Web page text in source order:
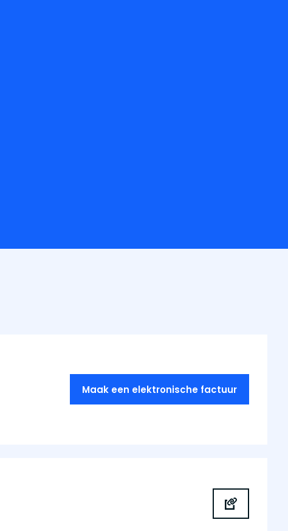
Maak een elektronische factuur